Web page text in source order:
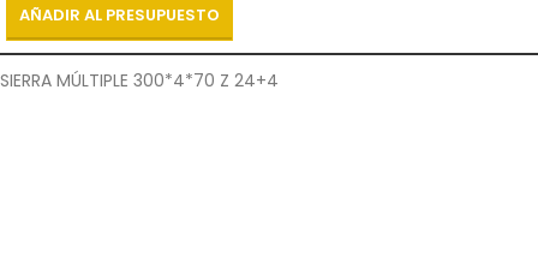
AÑADIR AL PRESUPUESTO
SIERRA MÚLTIPLE 300*4*70 Z 24+4